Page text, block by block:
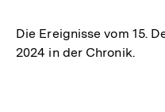
Die Ereignisse vom 15.
2024 in der Chronik.